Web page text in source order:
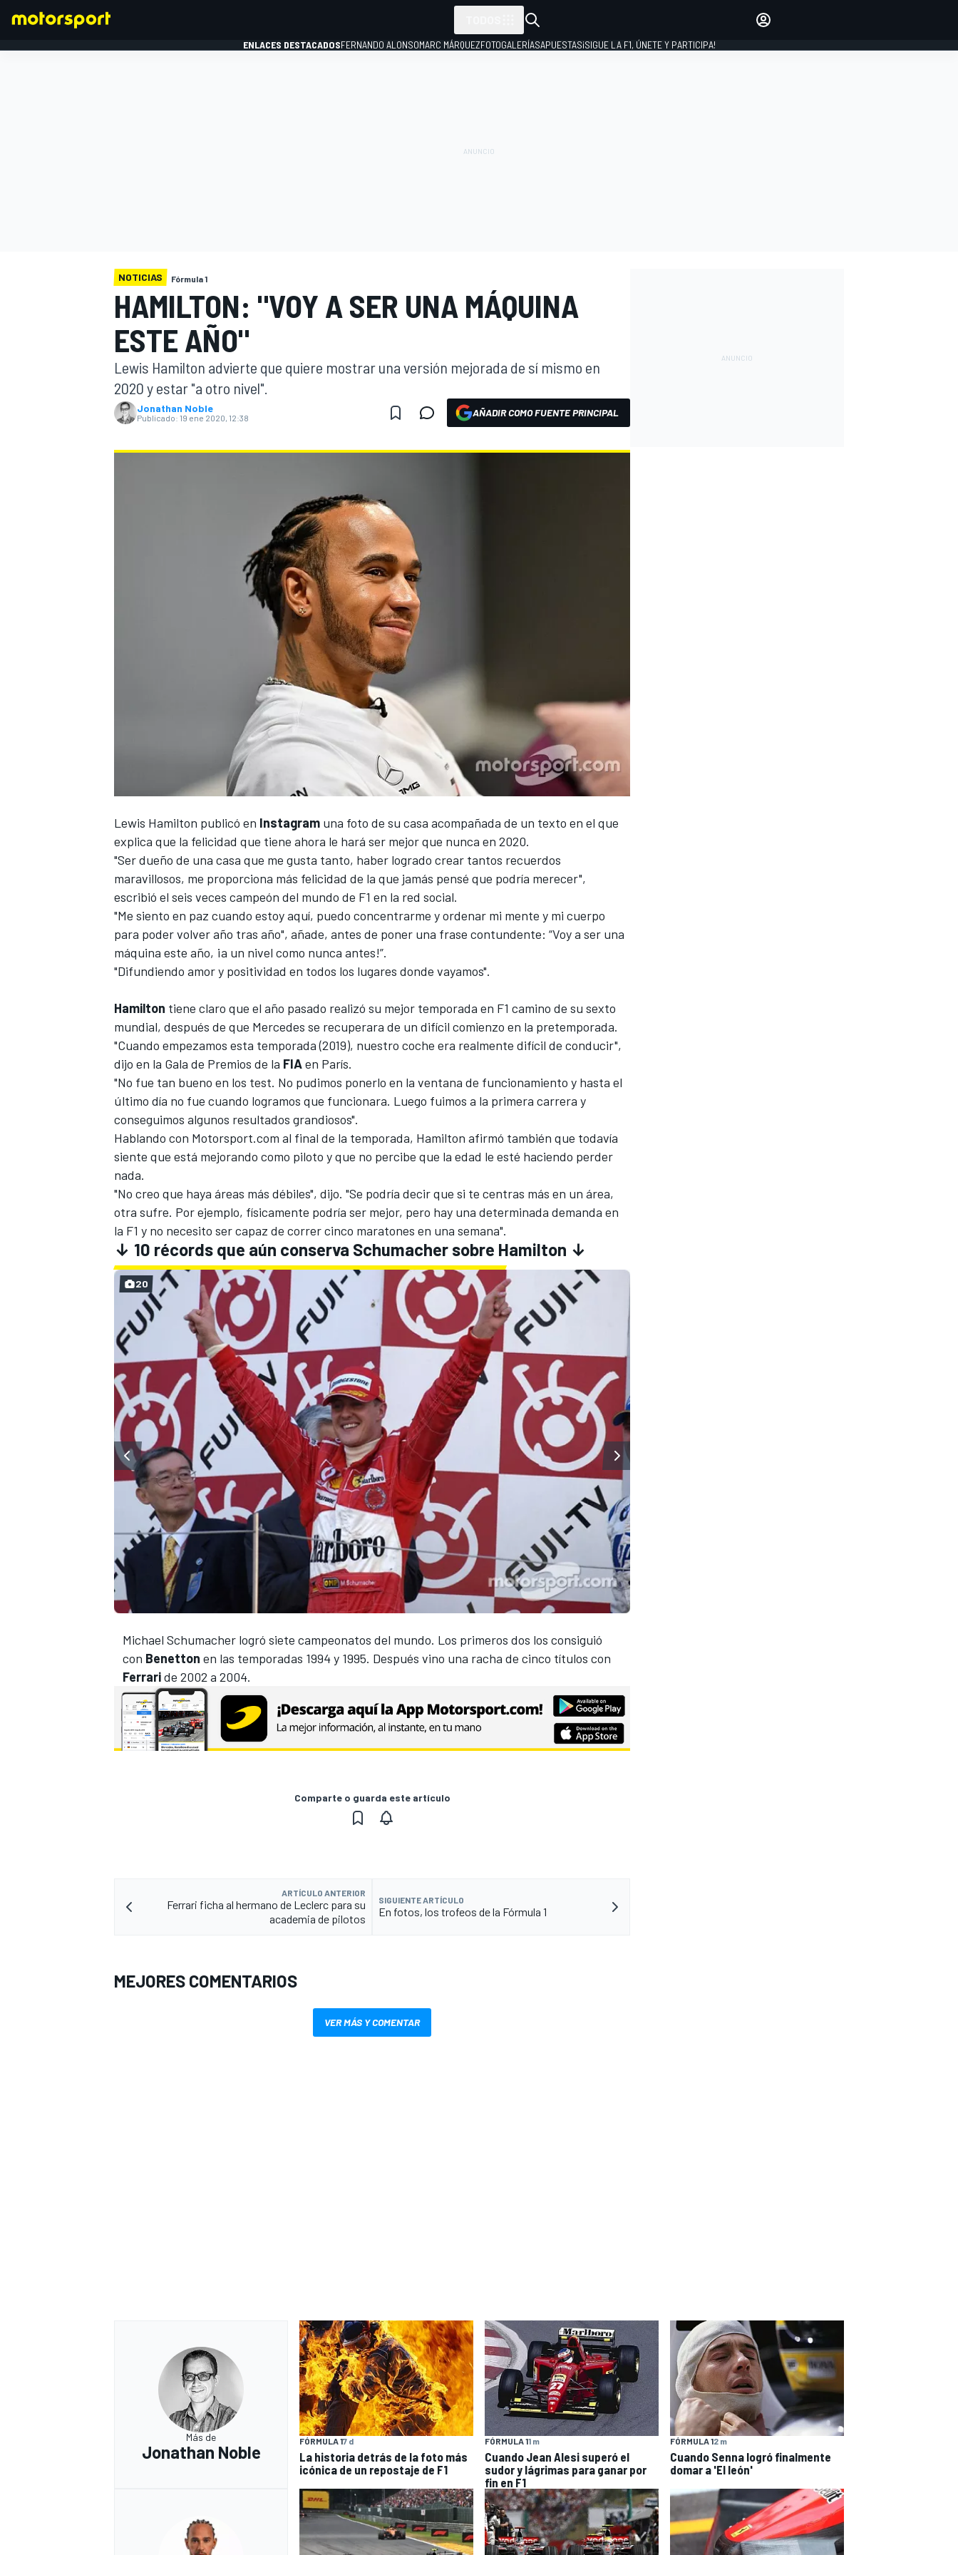
FÓRMULA E
MÁS CATEGORÍAS
ENLACES DESTACADOSFERNANDO ALONSOMARC MÁRQUEZFOTOGALERÍASAPUESTAS¡SIGUE LA F1, ÚNETE Y PARTICIPA!
NOTICIAS Fórmula 1
HAMILTON: "VOY A SER UNA MÁQUINA
ESTE AÑO"
Lewis Hamilton advierte que quiere mostrar una versión mejorada de sí mismo en
2020 y estar "a otro nivel".
Jonathan Noble
Publicado: 19 ene 2020, 12:38 AÑADIR COMO FUENTE PRINCIPAL
Lewis Hamilton publicó en Instagram una foto de su casa acompañada de un texto en el que
explica que la felicidad que tiene ahora le hará ser mejor que nunca en 2020.
"Ser dueño de una casa que me gusta tanto, haber logrado crear tantos recuerdos
maravillosos, me proporciona más felicidad de la que jamás pensé que podría merecer",
escribió el seis veces campeón del mundo de F1 en la red social.
"Me siento en paz cuando estoy aquí, puedo concentrarme y ordenar mi mente y mi cuerpo
para poder volver año tras año", añade, antes de poner una frase contundente: “Voy a ser una
máquina este año, ¡a un nivel como nunca antes!”.
"Difundiendo amor y positividad en todos los lugares donde vayamos".
Hamilton tiene claro que el año pasado realizó su mejor temporada en F1 camino de su sexto
mundial, después de que Mercedes se recuperara de un difícil comienzo en la pretemporada.
"Cuando empezamos esta temporada (2019), nuestro coche era realmente difícil de conducir",
dijo en la Gala de Premios de la FIAen París.
"No fue tan bueno en los test. No pudimos ponerlo en la ventana de funcionamiento y hasta el
último día no fue cuando logramos que funcionara. Luego fuimos a la primera carrera y
conseguimos algunos resultados grandiosos".
Hablando con Motorsport.com al final de la temporada, Hamilton afirmó también que todavía
siente que está mejorando como piloto y que no percibe que la edad le esté haciendo perder
nada.
"No creo que haya áreas más débiles", dijo. "Se podría decir que si te centras más en un área,
otra sufre. Por ejemplo, físicamente podría ser mejor, pero hay una determinada demanda en
la F1 y no necesito ser capaz de correr cinco maratones en una semana".
↓ 10 récords que aún conserva Schumacher sobre Hamilton ↓
Michael Schumacher logró siete campeonatos del mundo. Los primeros dos los consiguió
con Benetton en las temporadas 1994 y 1995. Después vino una racha de cinco títulos con
Ferraride 2002 a 2004.
20
Comparte o guarda este artículo
ARTÍCULO ANTERIOR
Ferrari ficha al hermano de Leclerc para su
academia de pilotos
SIGUIENTE ARTÍCULO
En fotos, los trofeos de la Fórmula 1
MEJORES COMENTARIOS
VER MÁS Y COMENTAR
Más de
Jonathan Noble
FÓRMULA 17 d
La historia detrás de la foto más
icónica de un repostaje de F1
FÓRMULA 11 m
Cuando Jean Alesi superó el
sudor y lágrimas para ganar por
fin en F1
FÓRMULA 12 m
Cuando Senna logró finalmente
domar a 'El león'